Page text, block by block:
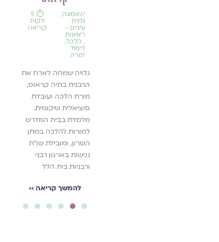
//אמונה,
גלוית
עיניים -
ראיונות
הלכה,
לימוד
תורה
⏱️ 5
דקות
קריאה
גלויה שמחה לארח את
הרבנית בתיה קראוס,
מורת הלכה ועובדת
סוציאלית שיקומית.
מלמדת בבית המדרש
למורות להלכה במתן
השרון, ומובילת שו"ת
נגישות בארגון רבני
ורבניות בית הלל
להמשך קריאה ››